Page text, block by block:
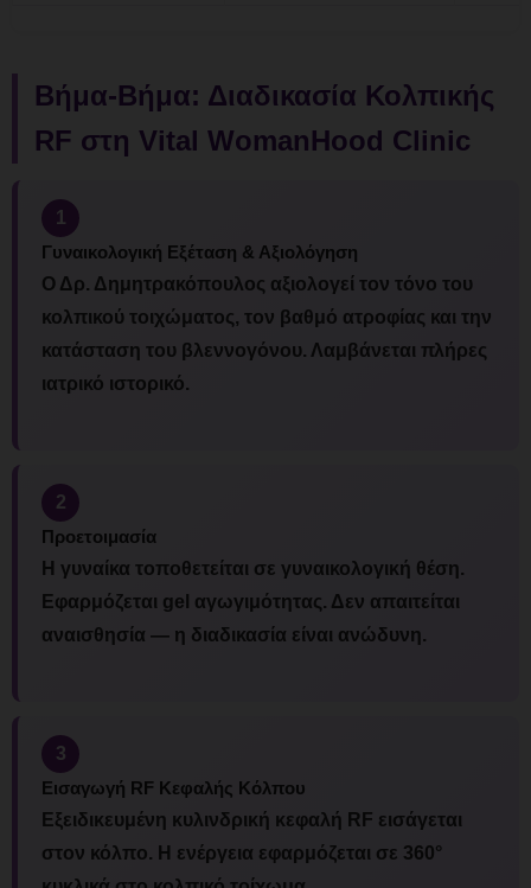
Βήμα-Βήμα: Διαδικασία Κολπικής
RF στη Vital WomanHood Clinic
1
Γυναικολογική Εξέταση & Αξιολόγηση
Ο Δρ. Δημητρακόπουλος αξιολογεί τον τόνο του
κολπικού τοιχώματος, τον βαθμό ατροφίας και την
κατάσταση του βλεννογόνου. Λαμβάνεται πλήρες
ιατρικό ιστορικό.
2
Προετοιμασία
Η γυναίκα τοποθετείται σε γυναικολογική θέση.
Εφαρμόζεται gel αγωγιμότητας. Δεν απαιτείται
αναισθησία — η διαδικασία είναι ανώδυνη.
3
Εισαγωγή RF Κεφαλής Κόλπου
Εξειδικευμένη κυλινδρική κεφαλή RF εισάγεται
στον κόλπο. Η ενέργεια εφαρμόζεται σε 360°